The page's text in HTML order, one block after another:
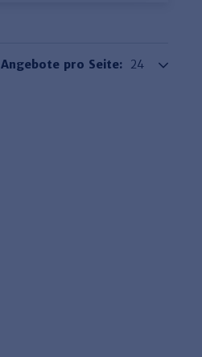
Angebote pro Seite: